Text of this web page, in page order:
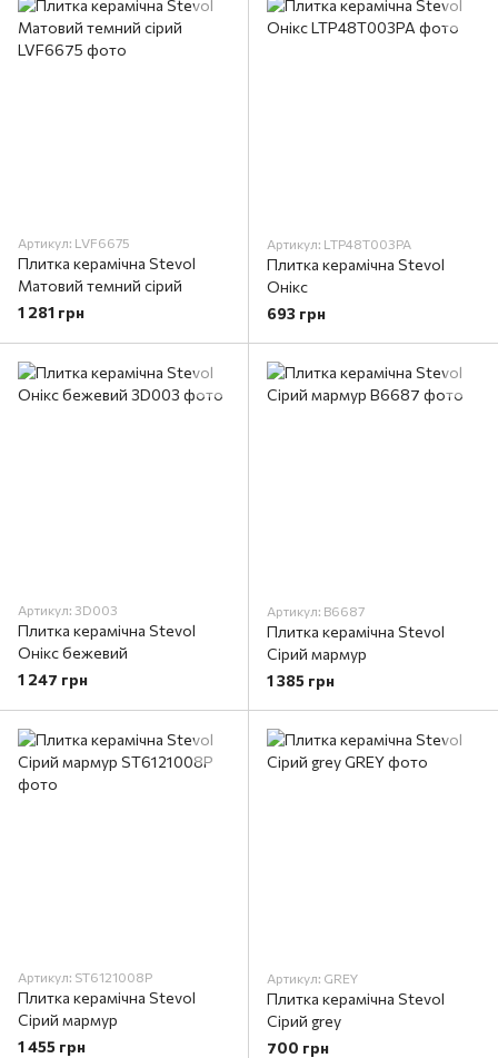
Артикул: LVF6675
Плитка керамічна Stevol
Матовий темний сірий
1 281 грн
Артикул: LTP48T003PA
Плитка керамічна Stevol
Онікс
693 грн
Артикул: 3D003
Плитка керамічна Stevol
Онікс бежевий
1 247 грн
Артикул: B6687
Плитка керамічна Stevol
Сірий мармур
1 385 грн
Артикул: ST6121008P
Плитка керамічна Stevol
Сірий мармур
1 455 грн
Артикул: GREY
Плитка керамічна Stevol
Сірий grey
700 грн